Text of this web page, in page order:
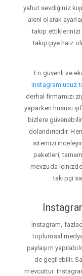
yahut sevdiğiniz
aleni olarak
takip ettiklerinizi
takipçiye haiz
En güvenli ve
instagram ucuz
derhal firmamızı
yaparken hususi
bizlere
dolandırıcıdır.
sitemizi
paketleri,
mevzuda
takipçi
Instagram,
toplumsal
paylaşım
de geçilebilir.
mevcuttur.